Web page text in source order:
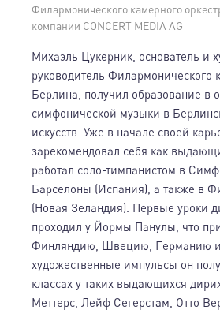
Филармонического камерного
компании CONCERT MEDIA AG
Михаэль Цукерник, основатель и
руководитель Филармонического
Берлина, получил образование в
симфонической музыки в
искусств. Уже в начале своей
зарекомендовал себя как
работал соло-тимпанистом в
Барселоны (Испания), а также в
(Новая Зеландия). Первые уроки
проходил у Йормы Панулы, что
Финляндию, Швецию, Германию
художественные импульсы он
классах у таких выдающихся
Меттерс, Лейф Сегерстам, Отто